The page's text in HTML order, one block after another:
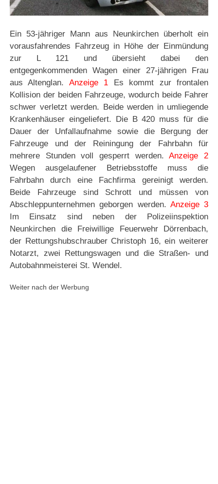
Ein 53-jähriger Mann aus Neunkirchen überholt ein
vorausfahrendes Fahrzeug in Höhe der Einmündung
zur L 121 und übersieht dabei den
entgegenkommenden Wagen einer 27-jährigen Frau
aus Altenglan. Anzeige 1 Es kommt zur frontalen
Kollision der beiden Fahrzeuge, wodurch beide Fahrer
schwer verletzt werden. Beide werden in umliegende
Krankenhäuser eingeliefert. Die B 420 muss für die
Dauer der Unfallaufnahme sowie die Bergung der
Fahrzeuge und der Reiningung der Fahrbahn für
mehrere Stunden voll gesperrt werden.Anzeige 2
Wegen ausgelaufener Betriebsstoffe muss die
Fahrbahn durch eine Fachfirma gereinigt werden.
Beide Fahrzeuge sind Schrott und müssen von
Abschleppunternehmen geborgen werden. Anzeige 3
Im Einsatz sind neben der Polizeiinspektion
Neunkirchen die Freiwillige Feuerwehr Dörrenbach,
der Rettungshubschrauber Christoph 16, ein weiterer
Notarzt, zwei Rettungswagen und die Straßen- und
Autobahnmeisterei St. Wendel.
Weiter nach der Werbung